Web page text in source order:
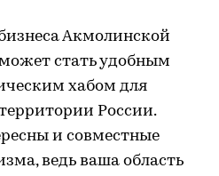
Акмолинской
стать удобным
хабом для
России.
и совместные
ведь ваша область